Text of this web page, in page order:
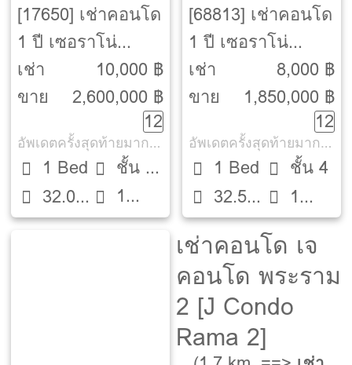
[17650] เช่าคอนโด
1 ปี เซอราโน่
พระราม 2
[Serrano
Rama 2]
เช่า
10,000 ฿
ขาย
2,600,000 ฿
12
อัพเดตครั้งสุดท้ายมากกว่า 30 วัน
1 Bed
32.03
ตรม.
ชั้น 8
ตึก A
1
ห้องน้ำ
[68813] เช่าคอนโด
1 ปี เซอราโน่
พระราม 2
[Serrano
Rama 2]
เช่า
8,000 ฿
ขาย
1,850,000 ฿
12
อัพเดตครั้งสุดท้ายมากกว่า 30 วัน
1 Bed
32.5
ตรม.
ชั้น 4
1
ห้องน้ำ
เช่าคอนโด เจ
คอนโด พระราม
2 [J Condo
Rama 2]